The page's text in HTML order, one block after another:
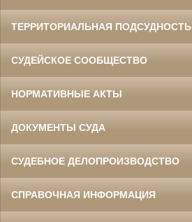
ТЕРРИТОРИАЛЬНАЯ ПОДСУДНОСТЬ
СУДЕЙСКОЕ СООБЩЕСТВО
НОРМАТИВНЫЕ АКТЫ
ДОКУМЕНТЫ СУДА
СУДЕБНОЕ ДЕЛОПРОИЗВОДСТВО
СПРАВОЧНАЯ ИНФОРМАЦИЯ